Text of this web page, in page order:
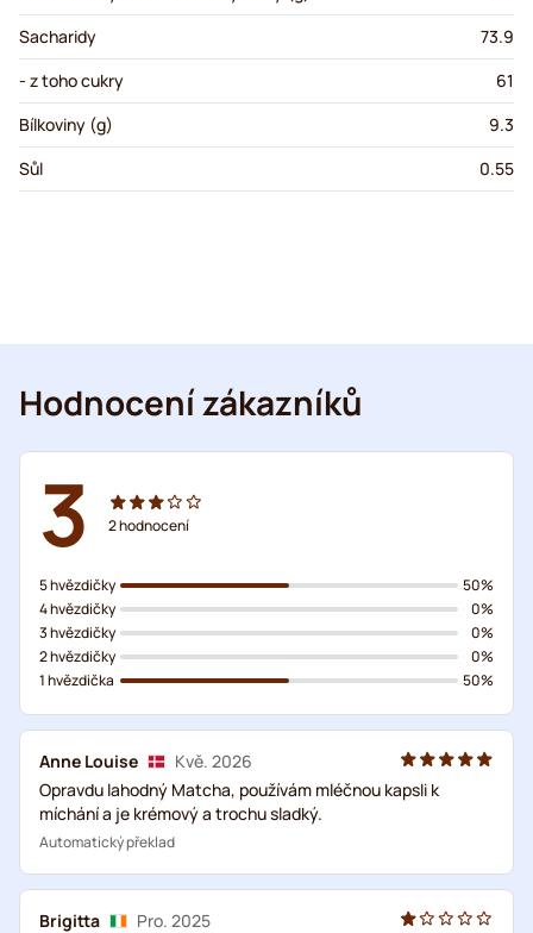
Sacharidy
73.9
- z toho cukry
61
Bílkoviny (g)
9.3
Sůl
0.55
Hodnocení zákazníků
3 2hodnocení
5 hvězdičky
4 hvězdičky
3 hvězdičky
2 hvězdičky
1 hvězdička
50%
0%
0%
0%
50%
Anne Louise
Kvě. 2026
Opravdu lahodný Matcha, používám mléčnou kapsli k
míchání a je krémový a trochu sladký.
Automatický překlad
Brigitta
Pro. 2025